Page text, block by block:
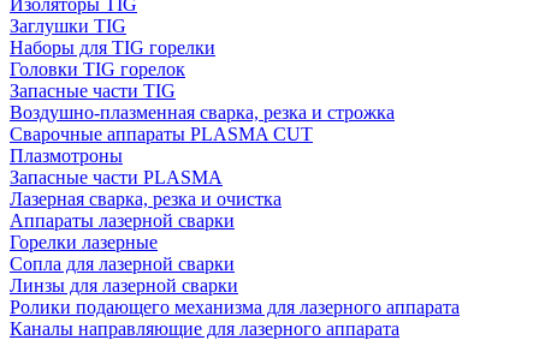
Изоляторы TIG
Заглушки TIG
Наборы для TIG горелки
Головки TIG горелок
Запасные части TIG
Воздушно-плазменная сварка, резка и строжка
Сварочные аппараты PLASMA CUT
Плазмотроны
Запасные части PLASMA
Лазерная сварка, резка и очистка
Аппараты лазерной сварки
Горелки лазерные
Сопла для лазерной сварки
Линзы для лазерной сварки
Ролики подающего механизма для лазерного аппарата
Каналы направляющие для лазерного аппарата